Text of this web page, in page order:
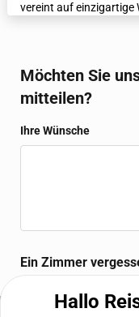
vereint auf einzigartige
die Opera Suite mit
Schlafzimmern und
Möchten Sie
mitteilen?
Ihre Wünsche
Ein Zimmer
Hallo